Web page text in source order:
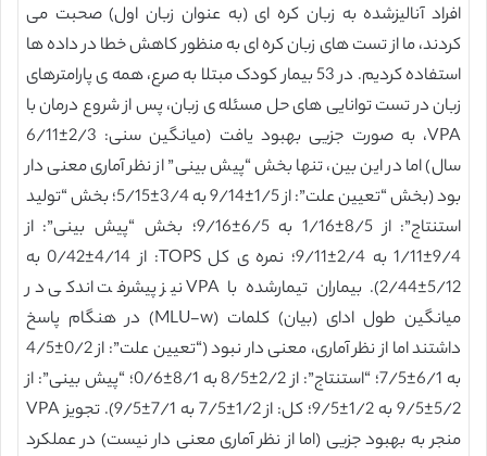
افراد آنالیزشده به زبان کره ای (به عنوان زبان اول) صحبت می
کردند، ما از تست های زبان کره ای به منظور کاهش خطا در داده ها
استفاده کردیم. در 53 بیمار کودک مبتلا به صرع، همه ی پارامترهای
زبان در تست توانایی های حل مسئله ی زبان، پس از شروع درمان با
VPA، به صورت جزیی بهبود یافت (میانگین سنی: 2/3±6/11
سال) اما در این بین، تنها بخش “پیش بینی” از نظر آماری معنی دار
بود (بخش “تعیین علت”: از 1/5±9/14 به 3/4±5/15؛ بخش “تولید
استنتاج”: از 8/5±1/16 به 6/5±9/16؛ بخش “پیش بینی”: از
9/4±1/11 به 2/4±9/11؛ نمره ی کل TOPS: از 4/14±0/42 به
5/12±2/44). بیماران تیمارشده با VPA نیز پیشرفت اندکی در
میانگین طول ادای (بیان) کلمات (MLU-w) در هنگام پاسخ
داشتند اما از نظر آماری، معنی دار نبود (“تعیین علت”: از 0/2±4/5
به 6/1±7/5؛ “استنتاج”: از 2/2±8/5 به 8/1±0/6؛ “پیش بینی”: از
5/2±9/5 به 1/2±9/5؛ کل: از 1/2±7/5 به 7/1±9/5). تجویز VPA
منجر به بهبود جزیی (اما از نظر آماری معنی دار نیست) در عملکرد